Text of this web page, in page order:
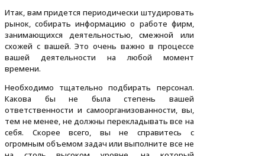
Итак, вам придется периодически штудировать
рынок, собирать информацию о работе фирм,
занимающихся деятельностью, смежной или
схожей с вашей. Это очень важно в процессе
вашей деятельности на любой момент
времени.
Необходимо тщательно подбирать персонал.
Какова бы не была степень вашей
ответственности и самоорганизованности, вы,
тем не менее, не должны перекладывать все на
себя. Скорее всего, вы не справитесь с
огромным объемом задач или выполните все не